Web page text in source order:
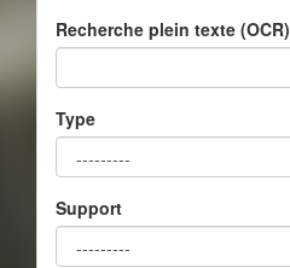
Recherche plein texte (OCR)
Type
Support